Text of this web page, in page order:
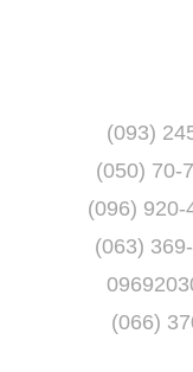
(093)
(050) 70-
(096) 920-
(063)
(066)